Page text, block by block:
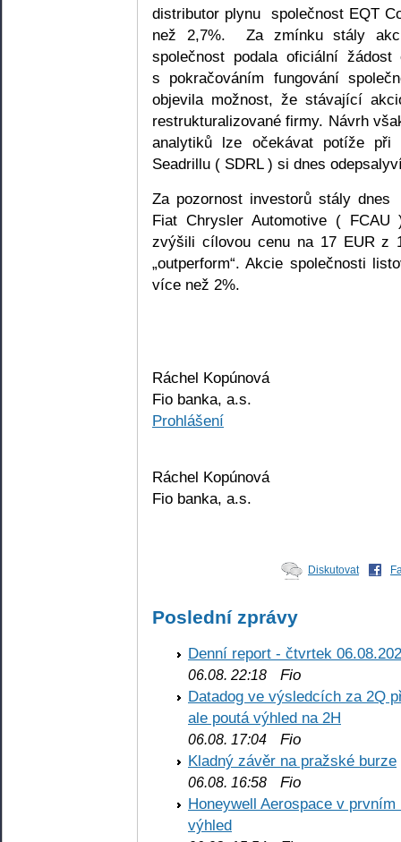
distributor plynu společnost EQT
než 2,7%. Za zmínku stály
společnost podala oficiální
s pokračováním fungování
objevila možnost, že stávající
restrukturalizované firmy. Návrh
analytiků lze očekávat potíže
Seadrillu ( SDRL ) si dnes
Za pozornost investorů stály
Fiat Chrysler Automotive (
zvýšili cílovou cenu na 17 EUR z
„outperform“. Akcie společnosti
více než 2%.
Ráchel Kopúnová
Fio banka, a.s.
Prohlášení
Ráchel Kopúnová
Fio banka, a.s.
Diskutovat
Poslední zprávy
Denní report - čtvrtek
06.08. 22:18 Fio
Datadog ve výsledcích za 2Q
ale poutá výhled na 2H
06.08. 17:04 Fio
Kladný závěr na pražské burze
06.08. 16:58 Fio
Honeywell Aerospace v
výhled